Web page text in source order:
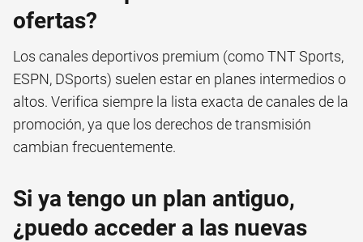
ofertas?
Los canales deportivos premium (como TNT Sports,
ESPN, DSports) suelen estar en planes intermedios o
altos. Verifica siempre la lista exacta de canales de la
promoción, ya que los derechos de transmisión
cambian frecuentemente.
Si ya tengo un plan antiguo,
¿puedo acceder a las nuevas